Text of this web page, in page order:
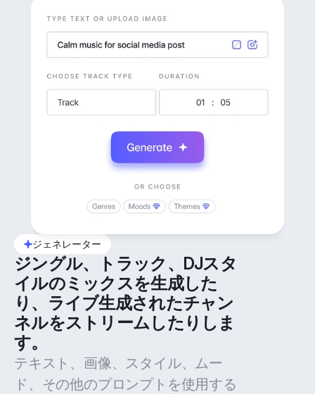
ジェネレーター
ジングル、トラック、DJスタ
イルのミックスを生成した
り、ライブ生成されたチャン
ネルをストリームしたりしま
す。
テキスト、画像、スタイル、ムー
ド、その他のプロンプトを使用する